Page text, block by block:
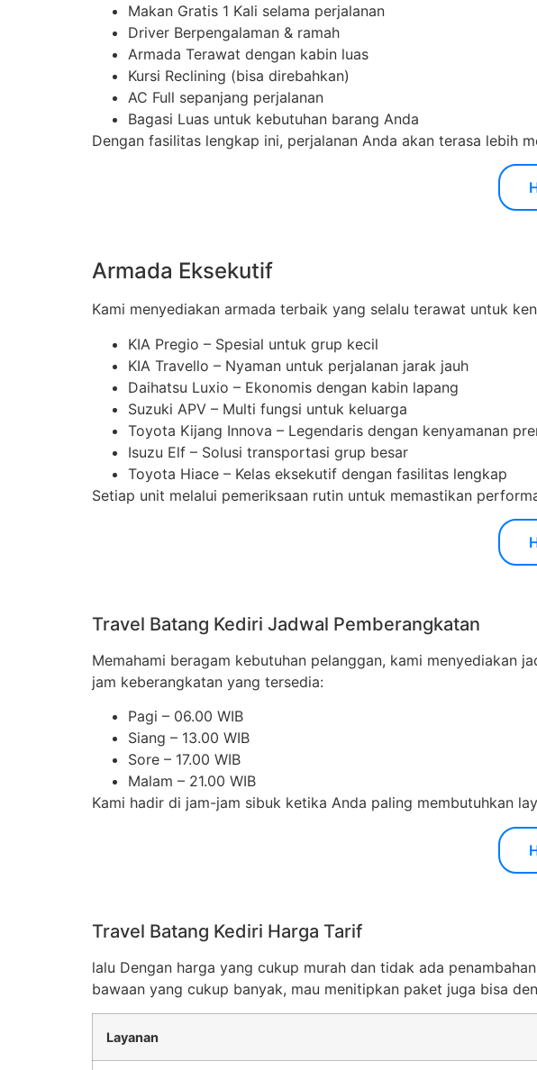
Makan Gratis 1 Kali selama perjalanan
Driver Berpengalaman & ramah
Armada Terawat dengan kabin luas
Kursi Reclining (bisa direbahkan)
AC Full sepanjang perjalanan
Bagasi Luas untuk kebutuhan barang Anda
Dengan fasilitas lengkap ini, perjalanan Anda akan terasa lebih
Armada Eksekutif
Kami menyediakan armada terbaik yang selalu terawat untuk
KIA Pregio – Spesial untuk grup kecil
KIA Travello – Nyaman untuk perjalanan jarak jauh
Daihatsu Luxio – Ekonomis dengan kabin lapang
Suzuki APV – Multi fungsi untuk keluarga
Toyota Kijang Innova – Legendaris dengan kenyamanan
Isuzu Elf – Solusi transportasi grup besar
Toyota Hiace – Kelas eksekutif dengan fasilitas lengkap
Setiap unit melalui pemeriksaan rutin untuk memastikan
Travel Batang Kediri Jadwal Pemberangkatan
Memahami beragam kebutuhan pelanggan, kami menyediakan
jam keberangkatan yang tersedia:
Pagi – 06.00 WIB
Siang – 13.00 WIB
Sore – 17.00 WIB
Malam – 21.00 WIB
Kami hadir di jam-jam sibuk ketika Anda paling membutuhkan
Travel Batang Kediri Harga Tarif
lalu Dengan harga yang cukup murah dan tidak ada
bawaan yang cukup banyak, mau menitipkan paket juga bisa
Layanan